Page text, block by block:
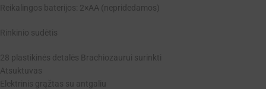
Reikalingos baterijos: 2×AA (nepridedamos)
Rinkinio sudėtis
28 plastikinės detalės Brachiozaurui surinkti
Atsuktuvas
Elektrinis grąžtas su antgaliu